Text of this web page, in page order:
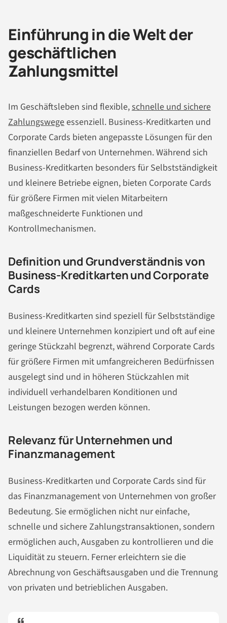
Einführung in die Welt der
geschäftlichen
Zahlungsmittel
Im Geschäftsleben sind flexible,schnelle und sichere
Zahlungswegeessenziell. Business-Kreditkarten und
Corporate Cards bieten angepasste Lösungen für den
finanziellen Bedarf von Unternehmen. Während sich
Business-Kreditkarten besonders für Selbstständigkeit
und kleinere Betriebe eignen, bieten Corporate Cards
für größere Firmen mit vielen Mitarbeitern
maßgeschneiderte Funktionen und
Kontrollmechanismen.
Definition und Grundverständnis von
Business-Kreditkarten und Corporate
Cards
Business-Kreditkarten sind speziell für Selbstständige
und kleinere Unternehmen konzipiert und oft auf eine
geringe Stückzahl begrenzt, während Corporate Cards
für größere Firmen mit umfangreicheren Bedürfnissen
ausgelegt sind und in höheren Stückzahlen mit
individuell verhandelbaren Konditionen und
Leistungen bezogen werden können.
Relevanz für Unternehmen und
Finanzmanagement
Business-Kreditkarten und Corporate Cards sind für
das Finanzmanagement von Unternehmen von großer
Bedeutung. Sie ermöglichen nicht nur einfache,
schnelle und sichere Zahlungstransaktionen, sondern
ermöglichen auch, Ausgaben zu kontrollieren und die
Liquidität zu steuern. Ferner erleichtern sie die
Abrechnung von Geschäftsausgaben und die Trennung
von privaten und betrieblichen Ausgaben.